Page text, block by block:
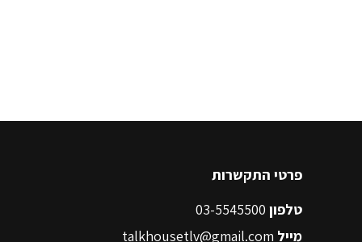
פרטי התקשרות
טלפון
מייל talkhousetlv@gmail.com